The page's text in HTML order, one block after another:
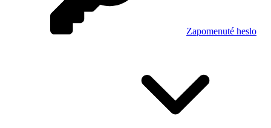
Zapomenuté heslo